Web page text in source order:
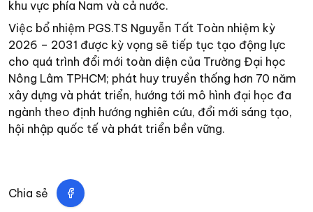
khu vực phía Nam và cả nước.
Việc bổ nhiệm PGS.TS Nguyễn Tất Toàn nhiệm kỳ
2026 – 2031 được kỳ vọng sẽ tiếp tục tạo động lực
cho quá trình đổi mới toàn diện của Trường Đại học
Nông Lâm TPHCM; phát huy truyền thống hơn 70 năm
xây dựng và phát triển, hướng tới mô hình đại học đa
ngành theo định hướng nghiên cứu, đổi mới sáng tạo,
hội nhập quốc tế và phát triển bền vững.
Chia sẻ